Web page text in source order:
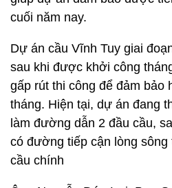
cuối năm nay.
Dự án cầu Vĩnh Tuy giai
sau khi được khởi công
gấp rút thi công để đảm bảo
tháng. Hiện tại, dự án đang
làm đường dẫn 2 đầu cầu,
có đường tiếp cận lòng
cầu chính